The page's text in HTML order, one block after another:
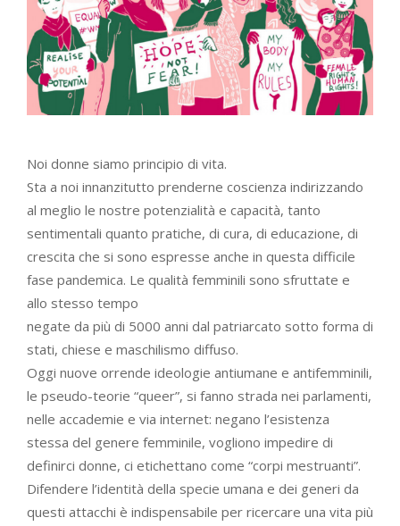
Noi donne siamo principio di vita.
Sta a noi innanzitutto prenderne coscienza indirizzando
al meglio le nostre potenzialità e capacità, tanto
sentimentali quanto pratiche, di cura, di educazione, di
crescita che si sono espresse anche in questa difficile
fase pandemica. Le qualità femminili sono sfruttate e
allo stesso tempo
negate da più di 5000 anni dal patriarcato sotto forma di
stati, chiese e maschilismo diffuso.
Oggi nuove orrende ideologie antiumane e antifemminili,
le pseudo-teorie “queer”, si fanno strada nei parlamenti,
nelle accademie e via internet: negano l’esistenza
stessa del genere femminile, vogliono impedire di
definirci donne, ci etichettano come “corpi mestruanti”.
Difendere l’identità della specie umana e dei generi da
questi attacchi è indispensabile per ricercare una vita più